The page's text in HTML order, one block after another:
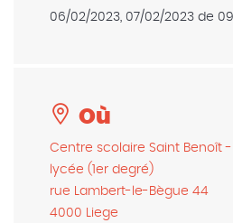
06/02/2023, 07/02/2023 de
Où
Centre scolaire Saint Benoît -
lycée (1er degré)
rue Lambert-le-Bègue 44
4000 Liege